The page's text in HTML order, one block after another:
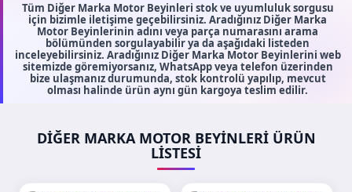
Tüm Diğer Marka Motor Beyinleri stok ve uyumluluk sorgusu
için bizimle iletişime geçebilirsiniz. Aradığınız Diğer Marka
Motor Beyinlerinin adını veya parça numarasını arama
bölümünden sorgulayabilir ya da aşağıdaki listeden
inceleyebilirsiniz. Aradığınız Diğer Marka Motor Beyinlerini web
sitemizde göremiyorsanız, WhatsApp veya telefon üzerinden
bize ulaşmanız durumunda, stok kontrolü yapılıp, mevcut
olması halinde ürün aynı gün kargoya teslim edilir.
DIĞER MARKA MOTOR BEYINLERI ÜRÜN
LISTESI